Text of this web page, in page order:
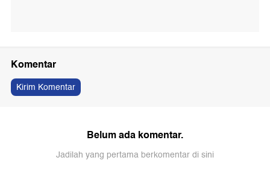
Komentar
Kirim Komentar
Belum ada komentar.
Jadilah yang pertama berkomentar di sini